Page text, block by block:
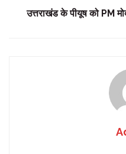
उत्तराखंड के पीयूष को PM